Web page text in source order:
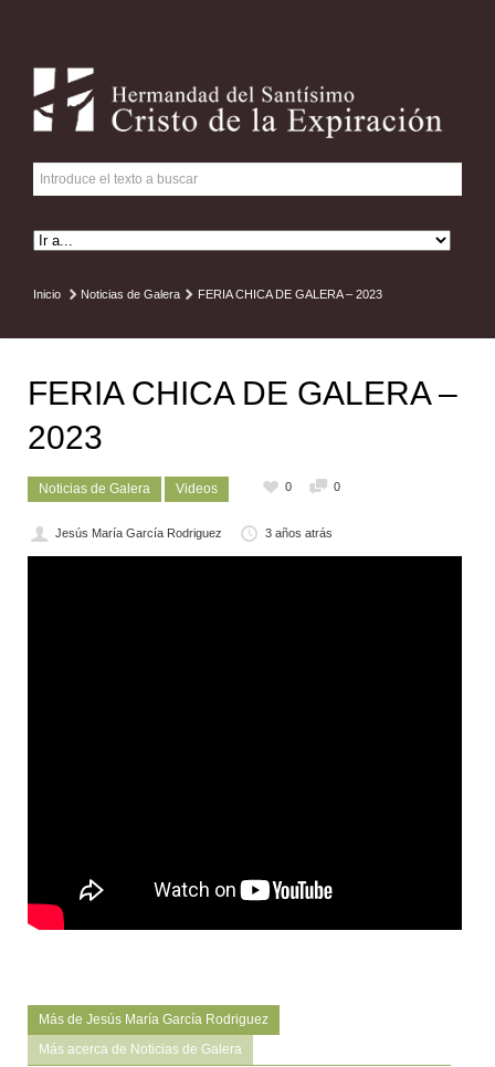
Inicio Noticias de Galera FERIA CHICA DE GALERA – 2023
FERIA CHICA DE GALERA –
2023
Noticias de Galera Videos 0 0
Jesús María García Rodriguez 3 años atrás
Más de Jesús María García Rodriguez
Más acerca de Noticias de Galera